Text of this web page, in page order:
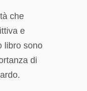
che
e
libro sono
di